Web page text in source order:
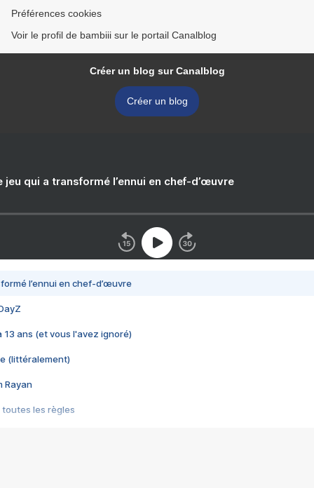
Préférences cookies
Voir le profil de bambiii sur le portail Canalblog
Créer un blog sur Canalblog
Créer un blog
jeu qui a transformé l’ennui en chef-d’œuvre
l’ennui en chef-d’œuvre
13 ans (et vous l'avez ignoré)
(littéralement)
Rayan
toutes les règles